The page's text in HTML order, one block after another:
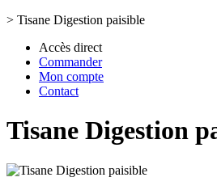
> Tisane Digestion paisible
Accès direct
Commander
Mon compte
Contact
Tisane Digestion